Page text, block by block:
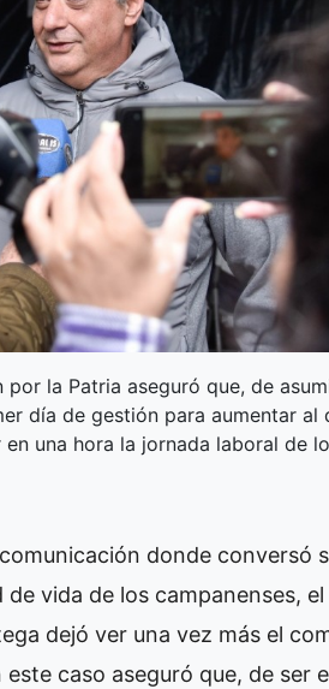
la Patria aseguró que, de
día de gestión para aumentar al
una hora la jornada laboral de
donde conversó
vida de los campanenses,
dejó ver una vez más el
caso aseguró que, de ser